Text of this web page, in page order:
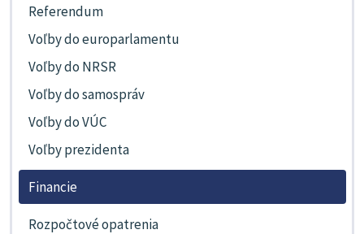
Referendum
Voľby do europarlamentu
Voľby do NRSR
Voľby do samospráv
Voľby do VÚC
Voľby prezidenta
Financie
Rozpočtové opatrenia